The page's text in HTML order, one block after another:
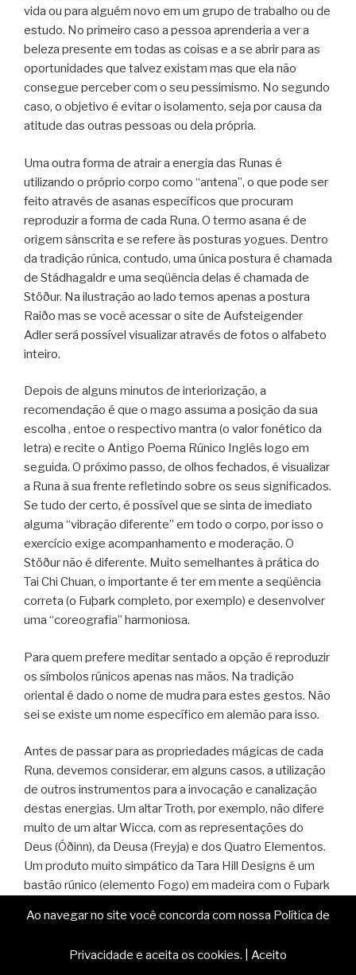
vida ou para alguém novo em um grupo de trabalho ou de
estudo. No primeiro caso a pessoa aprenderia a ver a
beleza presente em todas as coisas e a se abrir para as
oportunidades que talvez existam mas que ela não
consegue perceber com o seu pessimismo. No segundo
caso, o objetivo é evitar o isolamento, seja por causa da
atitude das outras pessoas ou dela própria.
Uma outra forma de atrair a energia das Runas é
utilizando o próprio corpo como “antena”, o que pode ser
feito através de asanas específicos que procuram
reproduzir a forma de cada Runa. O termo asana é de
origem sânscrita e se refere às posturas yogues. Dentro
da tradição rúnica, contudo, uma única postura é chamada
de Stádhagaldr e uma seqüência delas é chamada de
Stöður. Na ilustração ao lado temos apenas a postura
Raiðo mas se você acessar o site de Aufsteigender
Adler será possível visualizar através de fotos o alfabeto
inteiro.
Depois de alguns minutos de interiorização, a
recomendação é que o mago assuma a posição da sua
escolha , entoe o respectivo mantra (o valor fonético da
letra) e recite o Antigo Poema Rúnico Inglês logo em
seguida. O próximo passo, de olhos fechados, é visualizar
a Runa à sua frente refletindo sobre os seus significados.
Se tudo der certo, é possível que se sinta de imediato
alguma “vibração diferente” em todo o corpo, por isso o
exercício exige acompanhamento e moderação. O
Stöður não é diferente. Muito semelhantes à prática do
Tai Chi Chuan, o importante é ter em mente a seqüência
correta (o Fuþark completo, por exemplo) e desenvolver
uma “coreografia” harmoniosa.
Para quem prefere meditar sentado a opção é reproduzir
os símbolos rúnicos apenas nas mãos. Na tradição
oriental é dado o nome de mudra para estes gestos. Não
sei se existe um nome específico em alemão para isso.
Antes de passar para as propriedades mágicas de cada
Runa, devemos considerar, em alguns casos, a utilização
de outros instrumentos para a invocação e canalização
destas energias. Um altar Troth, por exemplo, não difere
muito de um altar Wicca, com as representações do
Deus (Óðinn), da Deusa (Freyja) e dos Quatro Elementos.
Um produto muito simpático da Tara Hill Designs é um
bastão rúnico (elemento Fogo) em madeira com o Fuþark
seja realmente necessário. Apenas como
não Freyja. Contudo, é esta, e não a primeira, que divide
Ao navegar no site você concorda com nossa Política de
Privacidade e aceita os cookies. Aceito